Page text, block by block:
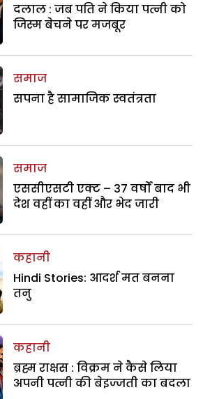
दलाल : जब पति ने किया पत्नी को
जिस्म बेचने पर मजबूर
समाज
सपना है सामाजिक स्वतंत्रता
समाज
एससीएसटी एक्ट – 37 वर्षों बाद भी
देश वहीं का वहीं और भेद जारी
कहानी
Hindi Stories: आदर्श मत बनना
तनु
कहानी
ब्रह्म राक्षस : विक्रम ने कैसे लिया
अपनी पत्नी की बेइज्जती का बदला